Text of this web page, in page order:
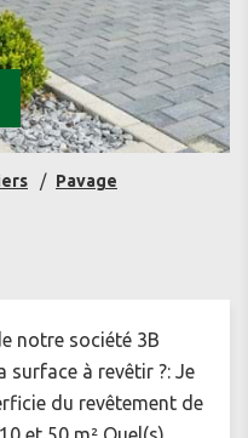
Pavage
notre société 3B
surface à revêtir ?: Je
du revêtement de